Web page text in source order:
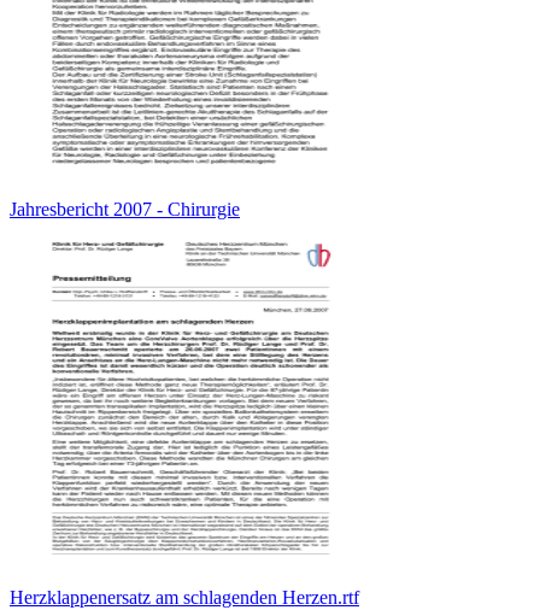
Jahresbericht 2007 - Chirurgie
Herzklappenersatz am schlagenden Herzen.rtf